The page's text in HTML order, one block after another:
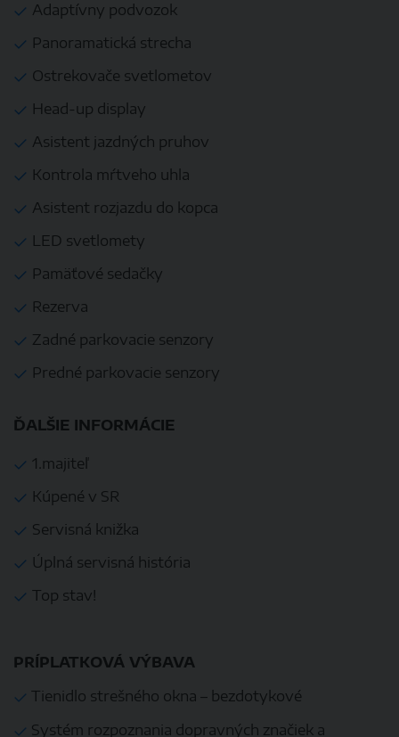
Adaptívny podvozok
Panoramatická strecha
Ostrekovače svetlometov
Head-up display
Asistent jazdných pruhov
Kontrola mŕtveho uhla
Asistent rozjazdu do kopca
LED svetlomety
Pamäťové sedačky
Rezerva
Zadné parkovacie senzory
Predné parkovacie senzory
ĎALŠIE INFORMÁCIE
1.majiteľ
Kúpené v SR
Servisná knižka
Úplná servisná história
Top stav!
PRÍPLATKOVÁ VÝBAVA
Tienidlo strešného okna – bezdotykové
Systém rozpoznania dopravných značiek a